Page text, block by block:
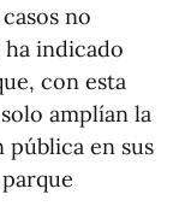
no
ha indicado
con esta
amplían la
en sus